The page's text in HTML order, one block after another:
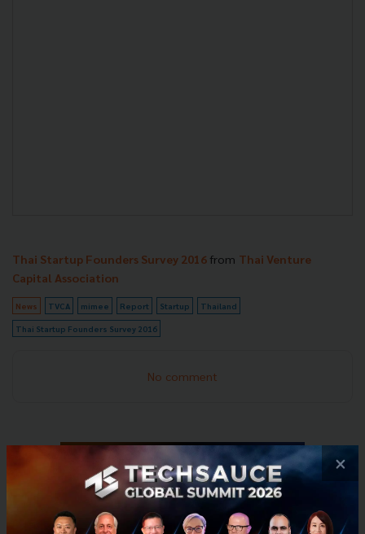
Thai Startup Founders Survey 2016 from Thai Venture
Capital Association
News TVCA mimee Report Startup Thailand
Thai Startup Founders Survey 2016
No comment
×